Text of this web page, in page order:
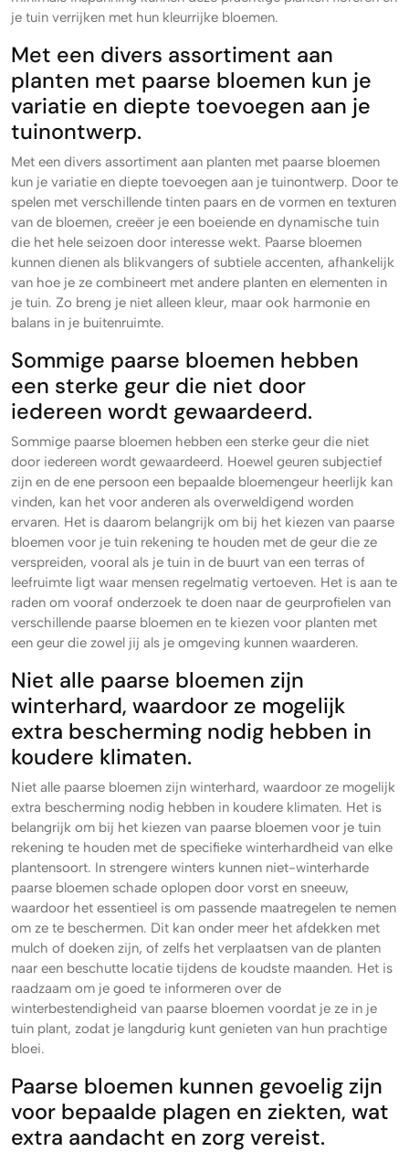
je tuin verrijken met hun kleurrijke bloemen.
Met een divers assortiment aan
planten met paarse bloemen kun je
variatie en diepte toevoegen aan je
tuinontwerp.
Met een divers assortiment aan planten met paarse bloemen
kun je variatie en diepte toevoegen aan je tuinontwerp. Door te
spelen met verschillende tinten paars en de vormen en texturen
van de bloemen, creëer je een boeiende en dynamische tuin
die het hele seizoen door interesse wekt. Paarse bloemen
kunnen dienen als blikvangers of subtiele accenten, afhankelijk
van hoe je ze combineert met andere planten en elementen in
je tuin. Zo breng je niet alleen kleur, maar ook harmonie en
balans in je buitenruimte.
Sommige paarse bloemen hebben
een sterke geur die niet door
iedereen wordt gewaardeerd.
Sommige paarse bloemen hebben een sterke geur die niet
door iedereen wordt gewaardeerd. Hoewel geuren subjectief
zijn en de ene persoon een bepaalde bloemengeur heerlijk kan
vinden, kan het voor anderen als overweldigend worden
ervaren. Het is daarom belangrijk om bij het kiezen van paarse
bloemen voor je tuin rekening te houden met de geur die ze
verspreiden, vooral als je tuin in de buurt van een terras of
leefruimte ligt waar mensen regelmatig vertoeven. Het is aan te
raden om vooraf onderzoek te doen naar de geurprofielen van
verschillende paarse bloemen en te kiezen voor planten met
een geur die zowel jij als je omgeving kunnen waarderen.
Niet alle paarse bloemen zijn
winterhard, waardoor ze mogelijk
extra bescherming nodig hebben in
koudere klimaten.
Niet alle paarse bloemen zijn winterhard, waardoor ze mogelijk
extra bescherming nodig hebben in koudere klimaten. Het is
belangrijk om bij het kiezen van paarse bloemen voor je tuin
rekening te houden met de specifieke winterhardheid van elke
plantensoort. In strengere winters kunnen niet-winterharde
paarse bloemen schade oplopen door vorst en sneeuw,
waardoor het essentieel is om passende maatregelen te nemen
om ze te beschermen. Dit kan onder meer het afdekken met
mulch of doeken zijn, of zelfs het verplaatsen van de planten
naar een beschutte locatie tijdens de koudste maanden. Het is
raadzaam om je goed te informeren over de
winterbestendigheid van paarse bloemen voordat je ze in je
tuin plant, zodat je langdurig kunt genieten van hun prachtige
bloei.
Paarse bloemen kunnen gevoelig zijn
voor bepaalde plagen en ziekten, wat
extra aandacht en zorg vereist.